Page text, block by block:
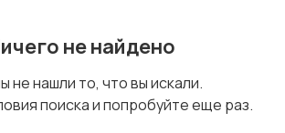
не найдено
не нашли то, что вы искали.
поиска и попробуйте еще раз.